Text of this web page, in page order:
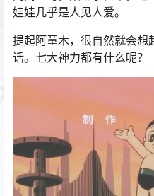
娃娃几乎是人见人爱。
提起阿童木，很自然就会想
话。七大神力都有什么呢？